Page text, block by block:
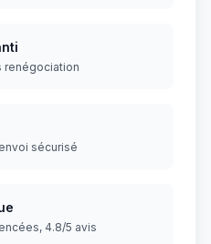
renégociation
sécurisé
4.8/5 avis